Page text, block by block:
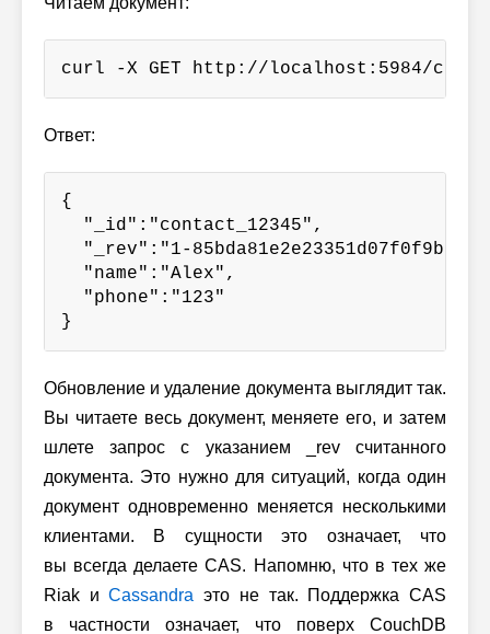
curl -X GET http://localhost:5984/
Ответ:
{
  "_id":"contact_12345",
"_rev":"1-
  "name":"Alex",
  "phone":"123"
}
Обновление и удаление документа выглядит так.
Вы читаете весь документ, меняете его, и затем
шлете запрос с указанием _rev считанного
документа. Это нужно для ситуаций, когда один
документ одновременно меняется несколькими
клиентами. В сущности это означает, что
вы всегда делаете CAS. Напомню, что в тех же
Riak иCassandra это не так. Поддержка CAS
в частности означает, что поверх CouchDB